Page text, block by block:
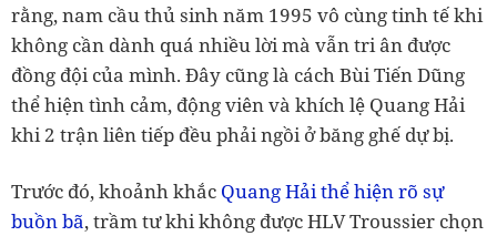
rằng, nam cầu thủ sinh năm 1995 vô cùng tinh tế khi
không cần dành quá nhiều lời mà vẫn tri ân được
đồng đội của mình. Đây cũng là cách Bùi Tiến Dũng
thể hiện tình cảm, động viên và khích lệ Quang Hải
khi 2 trận liên tiếp đều phải ngồi ở băng ghế dự bị.
Trước đó, khoảnh khắc Quang Hải thể hiện rõ sự
buồn bã, trầm tư khi không được HLV Troussier chọn